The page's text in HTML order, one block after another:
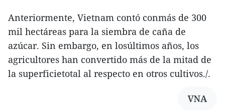
Anteriormente, Vietnam contó conmás de 300
mil hectáreas para la siembra de caña de
azúcar. Sin embargo, en losúltimos años, los
agricultores han convertido más de la mitad de
la superficietotal al respecto en otros cultivos./.
VNA